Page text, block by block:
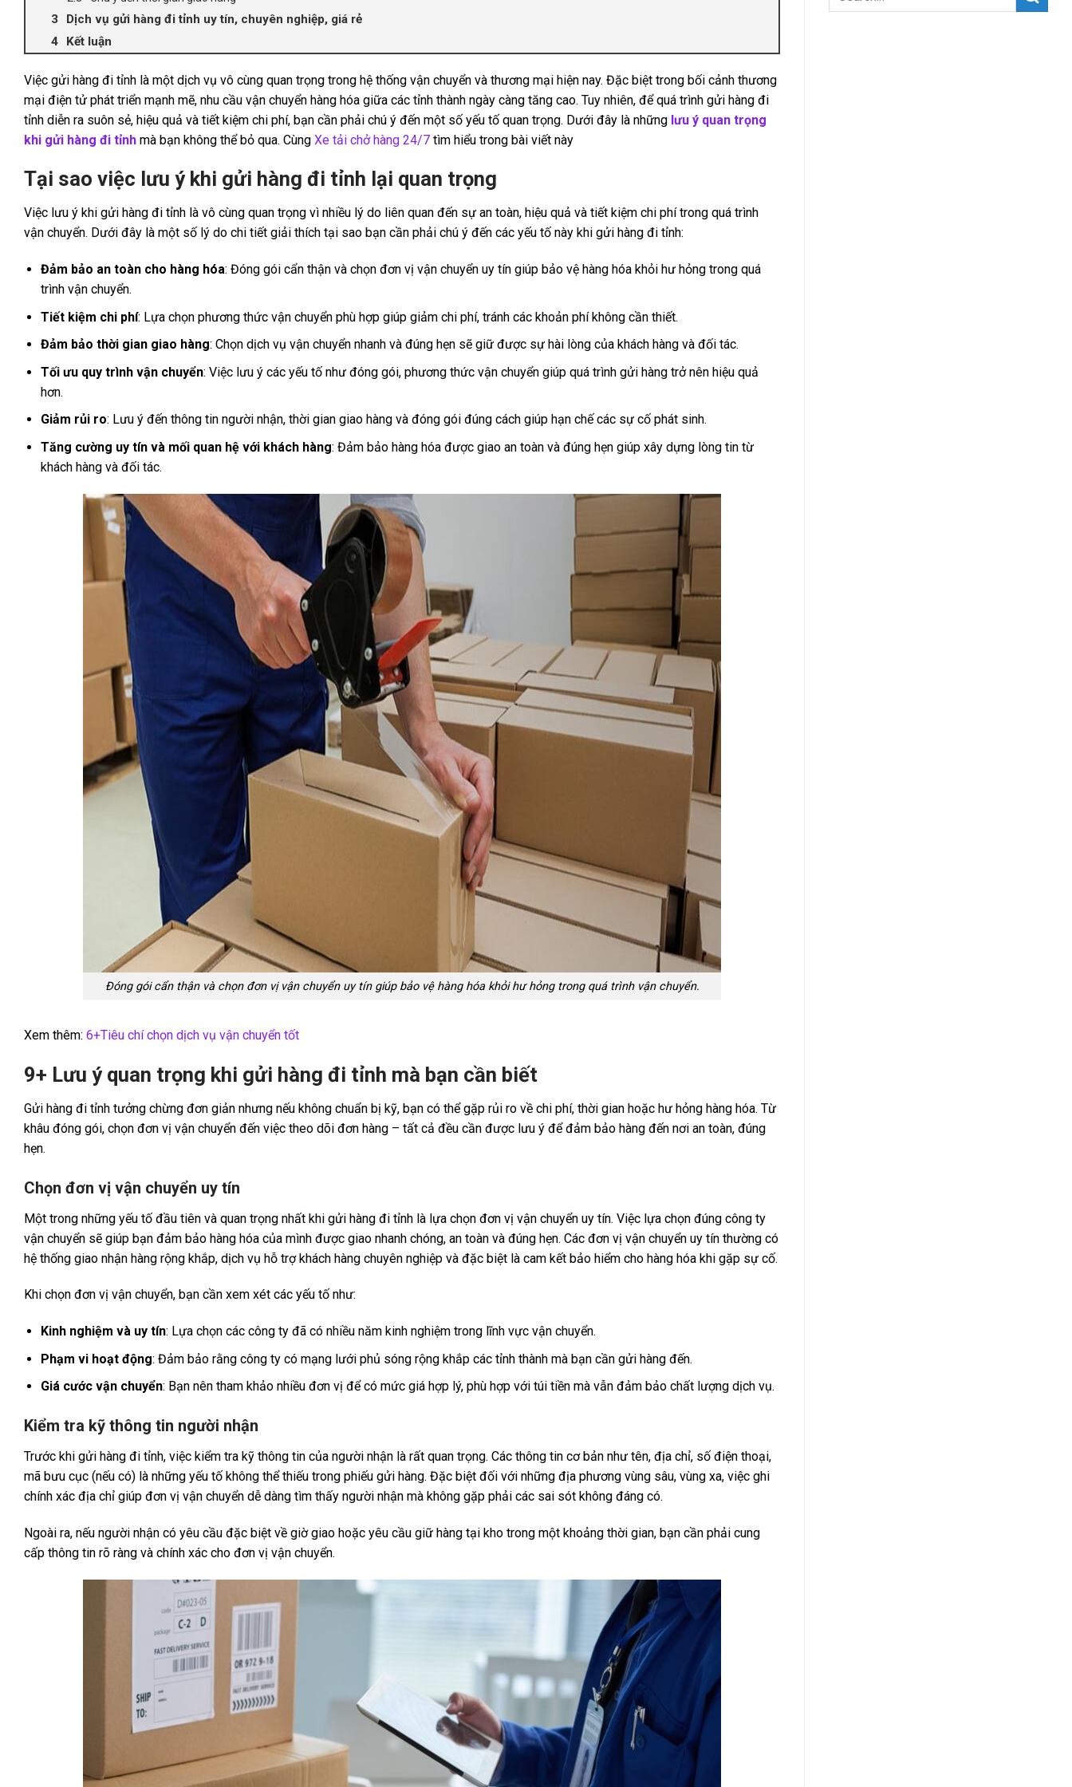
Dịch vụ gửi hàng đi tỉnh uy tín, chuyên nghiệp, giá rẻ
Kết luận
Việc gửi hàng đi tỉnh là một dịch vụ vô cùng quan trọng trong hệ thống vận chuyển và thương mại hiện nay. Đặc biệt trong bối cảnh thương
mại điện tử phát triển mạnh mẽ, nhu cầu vận chuyển hàng hóa giữa các tỉnh thành ngày càng tăng cao. Tuy nhiên, để quá trình gửi hàng đi
tỉnh diễn ra suôn sẻ, hiệu quả và tiết kiệm chi phí, bạn cần phải chú ý đến một số yếu tố quan trọng. Dưới đây là những lưu ý quan trọng
khi gửi hàng đi tỉnh mà bạn không thể bỏ qua. Cùng Xe tải chở hàng 24/7 tìm hiểu trong bài viết này
Tại sao việc lưu ý khi gửi hàng đi tỉnh lại quan trọng
Việc lưu ý khi gửi hàng đi tỉnh là vô cùng quan trọng vì nhiều lý do liên quan đến sự an toàn, hiệu quả và tiết kiệm chi phí trong quá trình
vận chuyển. Dưới đây là một số lý do chi tiết giải thích tại sao bạn cần phải chú ý đến các yếu tố này khi gửi hàng đi tỉnh:
Đảm bảo an toàn cho hàng hóa: Đóng gói cẩn thận và chọn đơn vị vận chuyển uy tín giúp bảo vệ hàng hóa khỏi hư hỏng trong quá
trình vận chuyển.
Tiết kiệm chi phí: Lựa chọn phương thức vận chuyển phù hợp giúp giảm chi phí, tránh các khoản phí không cần thiết.
Đảm bảo thời gian giao hàng: Chọn dịch vụ vận chuyển nhanh và đúng hẹn sẽ giữ được sự hài lòng của khách hàng và đối tác.
Tối ưu quy trình vận chuyển: Việc lưu ý các yếu tố như đóng gói, phương thức vận chuyển giúp quá trình gửi hàng trở nên hiệu quả
hơn.
Giảm rủi ro: Lưu ý đến thông tin người nhận, thời gian giao hàng và đóng gói đúng cách giúp hạn chế các sự cố phát sinh.
Tăng cường uy tín và mối quan hệ với khách hàng: Đảm bảo hàng hóa được giao an toàn và đúng hẹn giúp xây dựng lòng tin từ
khách hàng và đối tác.
Đóng gói cẩn thận và chọn đơn vị vận chuyển uy tín giúp bảo vệ hàng hóa khỏi hư hỏng trong quá trình vận chuyển.
Xem thêm: 6+Tiêu chí chọn dịch vụ vận chuyển tốt
9+ Lưu ý quan trọng khi gửi hàng đi tỉnh mà bạn cần biết
Gửi hàng đi tỉnh tưởng chừng đơn giản nhưng nếu không chuẩn bị kỹ, bạn có thể gặp rủi ro về chi phí, thời gian hoặc hư hỏng hàng hóa. Từ
khâu đóng gói, chọn đơn vị vận chuyển đến việc theo dõi đơn hàng – tất cả đều cần được lưu ý để đảm bảo hàng đến nơi an toàn, đúng
hẹn.
Chọn đơn vị vận chuyển uy tín
Một trong những yếu tố đầu tiên và quan trọng nhất khi gửi hàng đi tỉnh là lựa chọn đơn vị vận chuyển uy tín. Việc lựa chọn đúng công ty
vận chuyển sẽ giúp bạn đảm bảo hàng hóa của mình được giao nhanh chóng, an toàn và đúng hẹn. Các đơn vị vận chuyển uy tín thường có
hệ thống giao nhận hàng rộng khắp, dịch vụ hỗ trợ khách hàng chuyên nghiệp và đặc biệt là cam kết bảo hiểm cho hàng hóa khi gặp sự cố.
Khi chọn đơn vị vận chuyển, bạn cần xem xét các yếu tố như:
Kinh nghiệm và uy tín: Lựa chọn các công ty đã có nhiều năm kinh nghiệm trong lĩnh vực vận chuyển.
Phạm vi hoạt động: Đảm bảo rằng công ty có mạng lưới phủ sóng rộng khắp các tỉnh thành mà bạn cần gửi hàng đến.
Giá cước vận chuyển: Bạn nên tham khảo nhiều đơn vị để có mức giá hợp lý, phù hợp với túi tiền mà vẫn đảm bảo chất lượng dịch vụ.
Kiểm tra kỹ thông tin người nhận
Trước khi gửi hàng đi tỉnh, việc kiểm tra kỹ thông tin của người nhận là rất quan trọng. Các thông tin cơ bản như tên, địa chỉ, số điện thoại,
mã bưu cục (nếu có) là những yếu tố không thể thiếu trong phiếu gửi hàng. Đặc biệt đối với những địa phương vùng sâu, vùng xa, việc ghi
chính xác địa chỉ giúp đơn vị vận chuyển dễ dàng tìm thấy người nhận mà không gặp phải các sai sót không đáng có.
Ngoài ra, nếu người nhận có yêu cầu đặc biệt về giờ giao hoặc yêu cầu giữ hàng tại kho trong một khoảng thời gian, bạn cần phải cung
cấp thông tin rõ ràng và chính xác cho đơn vị vận chuyển.